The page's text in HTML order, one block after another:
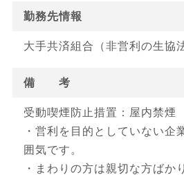
勤務先情報
大手共済組合（非営利の生協
備 考
受動喫煙防止措置：屋内禁煙
・営利を目的としていない企
囲気です。
・まわりの方は親切な方ばか